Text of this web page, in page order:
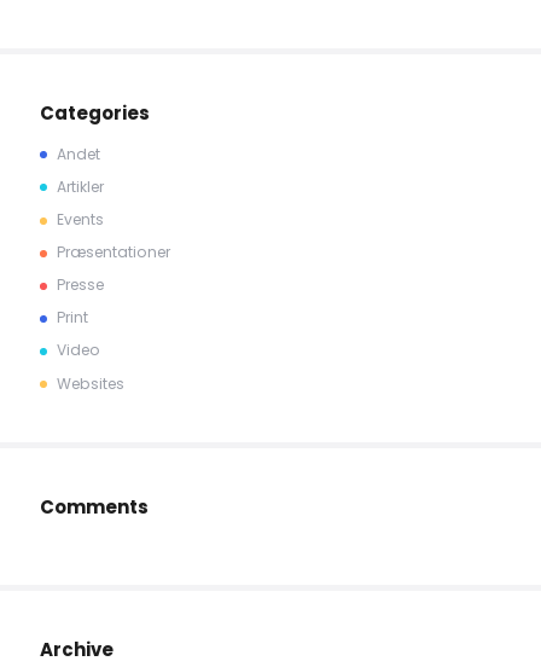
Categories
Andet
Artikler
Events
Præsentationer
Presse
Print
Video
Websites
Comments
Archive